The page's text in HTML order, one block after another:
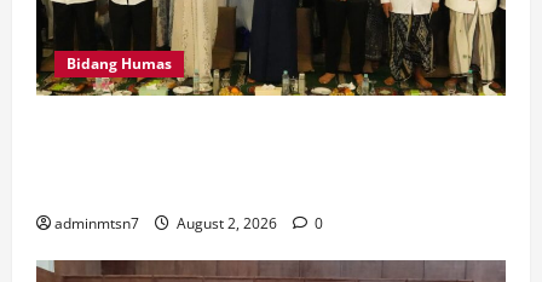
Bidang Humas
adminmtsn7 August 2, 2026 0